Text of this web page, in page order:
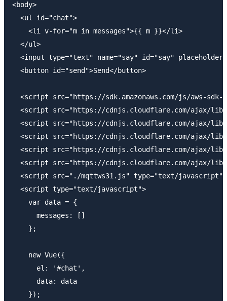
<body>
  <ul id="chat">
    <li v-for="m in messages">{{ m }}</li>
  </ul>
<input type="text" name="say" id="say"
  <button id="send">Send</button>
<script src="https://sdk.amazonaws.com/js/aws-sdk-
<script src="https://cdnjs.cloudflare.com/ajax/
<script src="https://cdnjs.cloudflare.com/ajax/
<script src="https://cdnjs.cloudflare.com/ajax/
<script src="https://cdnjs.cloudflare.com/ajax/
<script src="https://cdnjs.cloudflare.com/ajax/
<script src="./mqttws31.js" type="text/
  <script type="text/javascript">
    var data = {
      messages: []
    };
    new Vue({
      el: '#chat',
      data: data
    });